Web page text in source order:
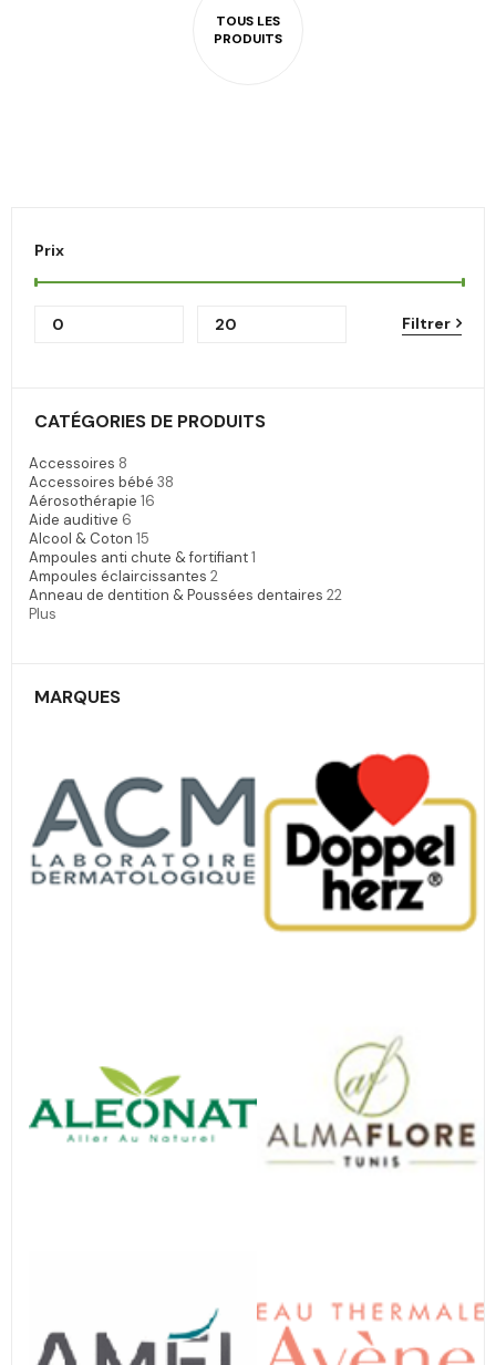
Prix
Filtrer
CATÉGORIES DE PRODUITS
Accessoires 8
Accessoires bébé 38
Aérosothérapie 16
Aide auditive 6
Alcool & Coton 15
Ampoules anti chute & fortifiant1
Ampoules éclaircissantes 2
Anneau de dentition & Poussées dentaires 22
Plus
MARQUES